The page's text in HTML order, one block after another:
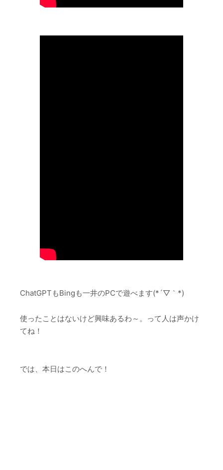
ChatGPTもBingも一井のPCで遊べます(*´▽｀*)
使ったことはないけど興味あるわ～。って人は声かけ
てね！
では、本日はこのへんで！